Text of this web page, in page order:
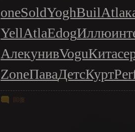
oneSoldYoghBuilAtla
YellAtlaEdogИллю
АлекунивVoguКита
ZoneПаваДетсКурт
回復